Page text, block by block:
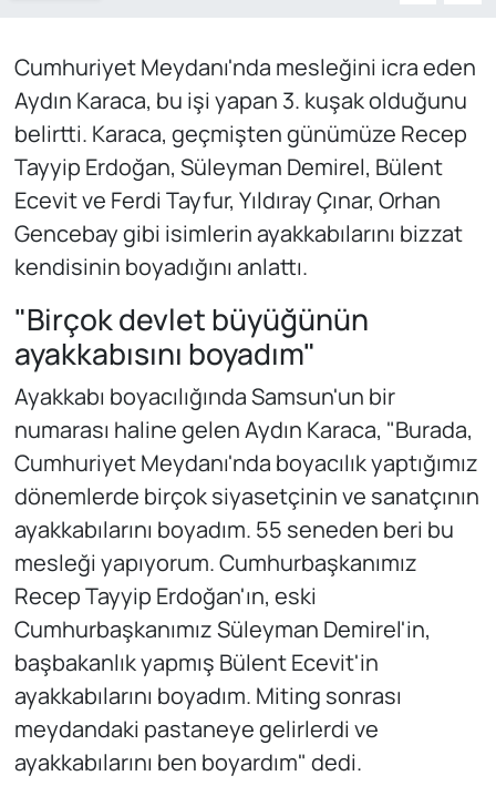
Cumhuriyet Meydanı'nda mesleğini icra eden
Aydın Karaca, bu işi yapan 3. kuşak olduğunu
belirtti. Karaca, geçmişten günümüze Recep
Tayyip Erdoğan, Süleyman Demirel, Bülent
Ecevit ve Ferdi Tayfur, Yıldıray Çınar, Orhan
Gencebay gibi isimlerin ayakkabılarını bizzat
kendisinin boyadığını anlattı.
"Birçok devlet büyüğünün
ayakkabısını boyadım"
Ayakkabı boyacılığında Samsun'un bir
numarası haline gelen Aydın Karaca, "Burada,
Cumhuriyet Meydanı'nda boyacılık yaptığımız
dönemlerde birçok siyasetçinin ve sanatçının
ayakkabılarını boyadım. 55 seneden beri bu
mesleği yapıyorum. Cumhurbaşkanımız
Recep Tayyip Erdoğan'ın, eski
Cumhurbaşkanımız Süleyman Demirel'in,
başbakanlık yapmış Bülent Ecevit'in
ayakkabılarını boyadım. Miting sonrası
meydandaki pastaneye gelirlerdi ve
ayakkabılarını ben boyardım" dedi.